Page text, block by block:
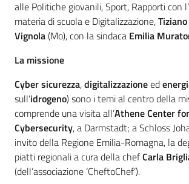
alle Politiche giovanili, Sport, Rapporti con
materia di scuola e Digitalizzazione,
Vignola(Mo), con la sindaca Emilia
La missione
Cyber sicurezza,digitalizzazioneed
sull’idrogeno) sono i temi al centro della
comprende una visita all’Athene Center
Cybersecurity, a Darmstadt; a Schloss
invito della Regione Emilia-Romagna, la
piatti regionali a cura della chefCarla
(dell’associazione ‘CheftoChef’).